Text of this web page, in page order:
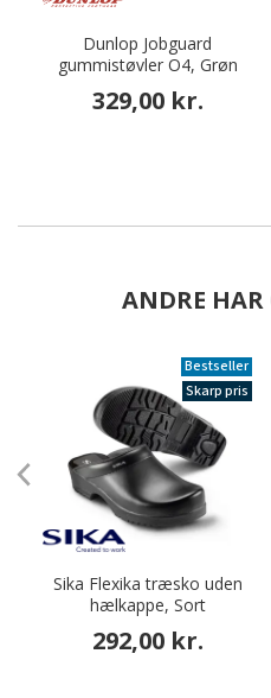
Dunlop Jobguard
gummistøvler O4, Grøn
329,00 kr.
ANDRE
Bestseller
Skarp pris
Sika Flexika træsko uden
hælkappe, Sort
292,00 kr.